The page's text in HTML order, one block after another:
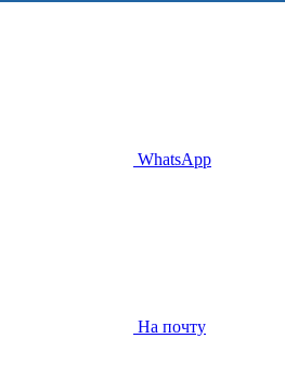
WhatsApp
На почту